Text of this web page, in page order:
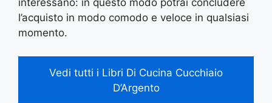
interessano: in questo modo potrai concludere
l’acquisto in modo comodo e veloce in qualsiasi
momento.
Vedi tutti i Libri Di Cucina Cucchiaio
D’Argento